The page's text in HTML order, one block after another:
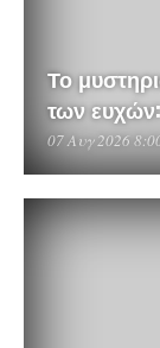
Το
των
07 Αυγ 2026